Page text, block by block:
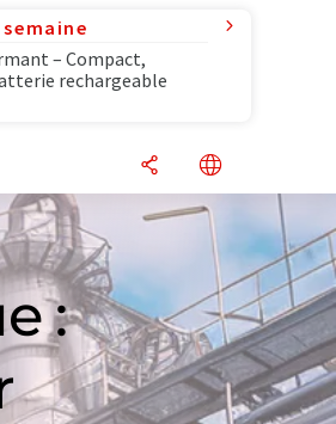
– Compact,
rechargeable
: